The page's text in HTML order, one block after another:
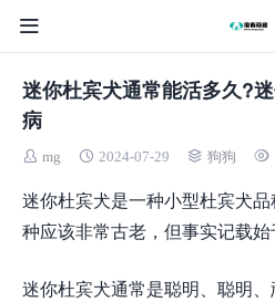
迷你杜宾犬通常能活多久?
病
mg 2024-07-29 狗狗
迷你杜宾犬是一种小型杜宾犬
种应该非常古老，但事实记载始
迷你杜宾犬通常是聪明、聪明